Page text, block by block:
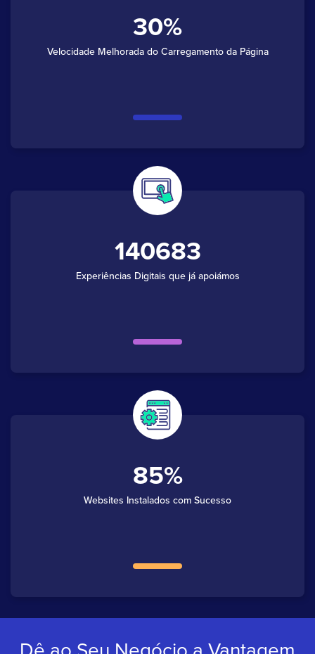
30
Velocidade Melhorada do Carregamento da Página
140683
Experiências Digitais que já apoiámos
85
Websites Instalados com Sucesso